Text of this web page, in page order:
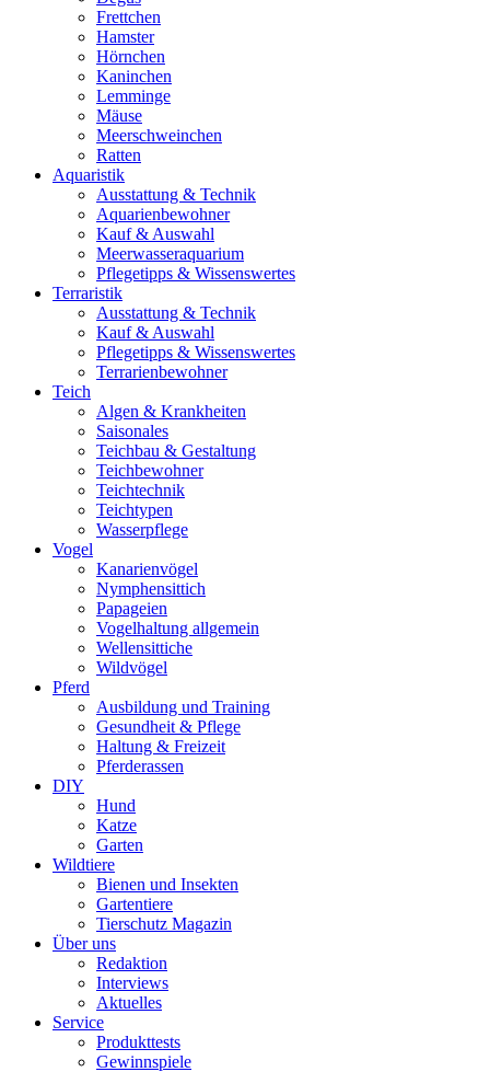
Frettchen
Hamster
Hörnchen
Kaninchen
Lemminge
Mäuse
Meerschweinchen
Ratten
Aquaristik
Ausstattung & Technik
Aquarienbewohner
Kauf & Auswahl
Meerwasseraquarium
Pflegetipps & Wissenswertes
Terraristik
Ausstattung & Technik
Kauf & Auswahl
Pflegetipps & Wissenswertes
Terrarienbewohner
Teich
Algen & Krankheiten
Saisonales
Teichbau & Gestaltung
Teichbewohner
Teichtechnik
Teichtypen
Wasserpflege
Vogel
Kanarienvögel
Nymphensittich
Papageien
Vogelhaltung allgemein
Wellensittiche
Wildvögel
Pferd
Ausbildung und Training
Gesundheit & Pflege
Haltung & Freizeit
Pferderassen
DIY
Hund
Katze
Garten
Wildtiere
Bienen und Insekten
Gartentiere
Tierschutz Magazin
Über uns
Redaktion
Interviews
Aktuelles
Service
Produkttests
Gewinnspiele